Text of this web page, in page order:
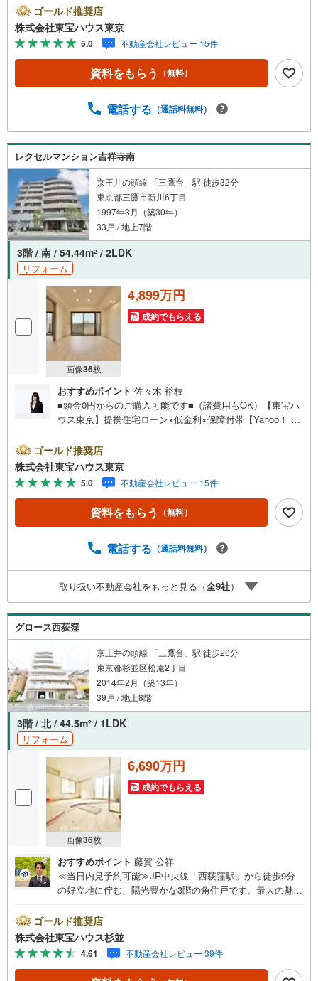
ayボーナスライトがもらえる「Yahoo！ 不動産 物件ご成約
キャンペーン」の対象になります。「資料をもらう」「見
学予約をする」ボタンからお問い合わせください。※必ずY
ahoo！ JAPAN IDでログインしてください。※PayPayボー
ナスライトは出金と譲渡はできません。ご案内・詳細な資
料のご請求はお気軽にどうぞ♪お電話でのお問い合わせも
ゴールド推奨店
株式会社東宝ハウス東京
5.0 不動産会社レビュー 15件
資料をもらう （無料）
電話する （通話料無料）
レクセルマンション吉祥寺南
京王井の頭線 「三鷹台」駅 徒歩32分
東京都三鷹市新川6丁目
1997年3月（築30年）
33戸 / 地上7階
3階 / 南 / 54.44m2 / 2LDK
リフォーム
画像36枚
4,899万円
成約でもらえる
おすすめポイント 佐々木 裕枝
■頭金0円からのご購入可能です■（諸費用もOK）【東宝ハ
ウス東京】提携住宅ローン×低金利×保障付帯【Yahoo！ 不
ayボーナスライトがもらえる「Yahoo！ 不動産 物件ご成約
キャンペーン」の対象になります。「資料をもらう」「見
学予約をする」ボタンからお問い合わせください。※必ずY
ahoo！ JAPAN IDでログインしてください。※PayPayボー
ナスライトは出金と譲渡はできません。ご案内・詳細な資
料のご請求はお気軽にどうぞ♪お電話でのお問い合わせも
ゴールド推奨店
株式会社東宝ハウス東京
5.0 不動産会社レビュー 15件
資料をもらう （無料）
電話する （通話料無料）
取り扱い不動産会社をもっと見る（全9社）
グロース西荻窪
京王井の頭線 「三鷹台」駅 徒歩20分
東京都杉並区松庵2丁目
2014年2月（築13年）
39戸 / 地上8階
3階 / 北 / 44.5m2 / 1LDK
リフォーム
画像36枚
6,690万円
成約でもらえる
おすすめポイント 藤賀 公祥
≪当日内見予約可能≫JR中央線「西荻窪駅」から徒歩9分
の好立地に佇む、陽光豊かな3階の角住戸です。最大の魅力
沢なルーフバルコニー。3階角部屋ならではのの陽当りと、
心地よい風が通り抜ける開放感を毎日肌で感じられます。
室内はクロスやフローリング、システムキッチン、ユニッ
トバス、洗面台、トイレといった水回り設備にいたるま
で、細部まで徹底的に一新されたフルリノベーション物件
ゴールド推奨店
株式会社東宝ハウス杉並
4.61 不動産会社レビュー 39件